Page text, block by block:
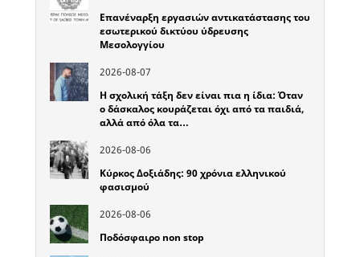
Επανέναρξη εργασιών αντικατάστασης του
εσωτερικού δικτύου ύδρευσης
Μεσολογγίου
2026-08-07
Η σχολική τάξη δεν είναι πια η ίδια: Όταν
ο δάσκαλος κουράζεται όχι από τα παιδιά,
αλλά από όλα τα…
2026-08-06
Κύρκος Δοξιάδης: 90 χρόνια ελληνικού
φασισμού
2026-08-06
Ποδόσφαιρο non stop